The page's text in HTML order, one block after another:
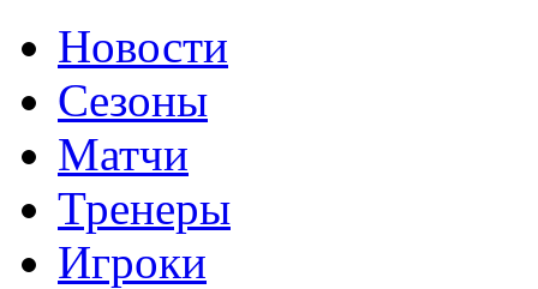
Новости
Сезоны
Матчи
Тренеры
Игроки